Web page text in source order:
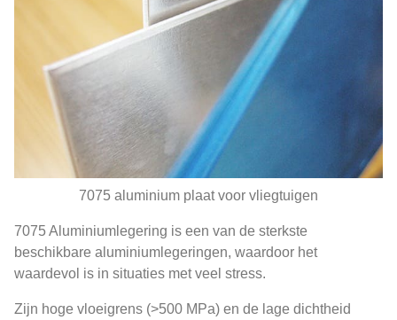
7075 aluminium plaat voor vliegtuigen
7075 Aluminiumlegering is een van de sterkste
beschikbare aluminiumlegeringen, waardoor het
waardevol is in situaties met veel stress.
Zijn hoge vloeigrens (>500 MPa) en de lage dichtheid